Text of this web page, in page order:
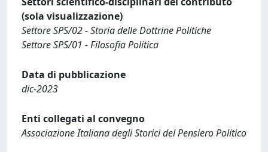
(sola visualizzazione)
Settore SPS/02 - Storia delle Dottrine Politiche
Settore SPS/01 - Filosofia Politica
Data di pubblicazione
dic-2023
Enti collegati al convegno
Associazione Italiana degli Storici del Pensiero Politico